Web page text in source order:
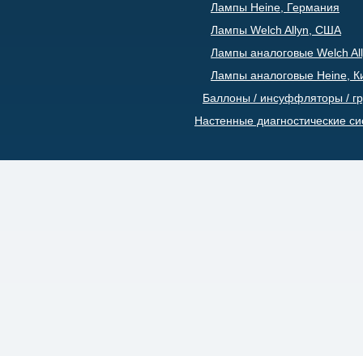
Лампы Heine, Германия
Лампы Welch Allyn, США
Лампы аналоговые Welch
Лампы аналоговые Heine,
Баллоны / инсуффляторы /
Настенные диагностические